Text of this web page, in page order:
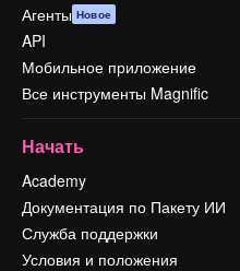
Агенты Новое
API
Мобильное приложение
Все инструменты Magnific
Начать
Academy
Документация по Пакету ИИ
Служба поддержки
Условия и положения